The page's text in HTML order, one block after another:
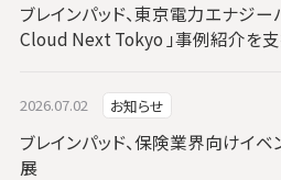
ブレインパッド、東京電力エナジー
Cloud Next Tokyo 」事例紹介を
2026.07.02 お知らせ
ブレインパッド、保険業界向けイベ
展